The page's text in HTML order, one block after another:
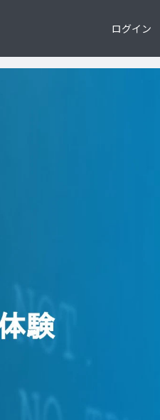
ログイン